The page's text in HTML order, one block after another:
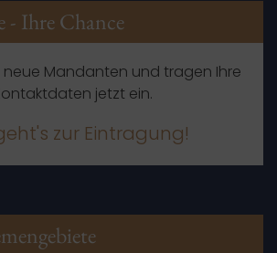
- Ihre Chance
neue Mandanten und tragen Ihre
jetzt ein.
zur Eintragung!